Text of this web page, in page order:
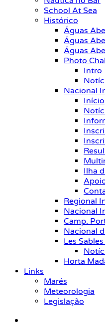
School At Sea
Histórico
Águas
Águas
Águas
Photo
Intro
Nacional
Início
Ilha
Regional
Nacional
Camp.
Nacional
Les
Horta
Links
Marés
Meteorologia
Legislação